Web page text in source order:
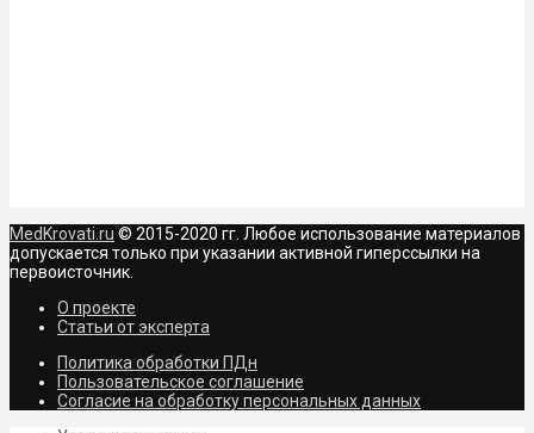
MedKrovati.ru © 2015-2020 гг. Любое использование материалов
допускается только при указании активной гиперссылки на
первоисточник.
О проекте
Статьи от эксперта
Политика обработки ПДн
Пользовательское соглашение
Согласие на обработку персональных данных